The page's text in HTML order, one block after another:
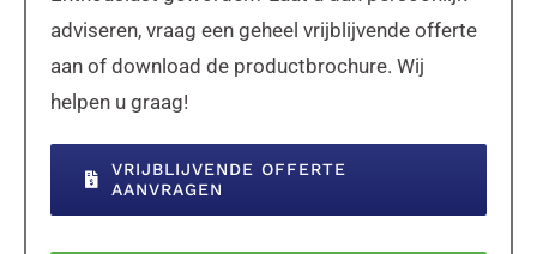
adviseren, vraag een geheel vrijblijvende offerte
aan of download de productbrochure. Wij
helpen u graag!
VRIJBLIJVENDE OFFERTE
AANVRAGEN